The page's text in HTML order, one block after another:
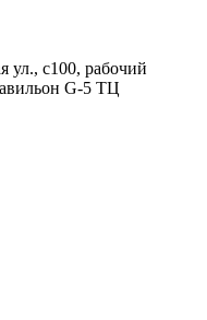
ул., с100, рабочий
G-5 ТЦ